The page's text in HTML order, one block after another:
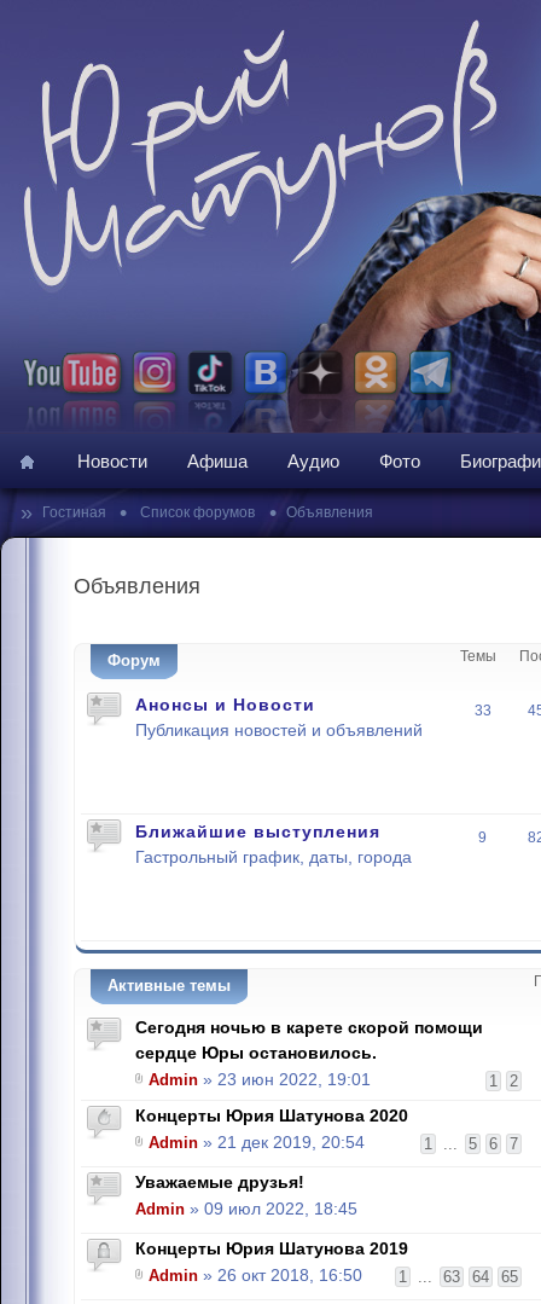
Новости Афиша Аудио Фото
» Гостиная • Список форумов • Объявления
Объявления
Форум Темы
Анонсы и Новости
Публикация новостей и объявлений
33
Ближайшие выступления
Гастрольный график, даты, города
9
Активные темы
Сегодня ночью в карете скорой помощи
сердце Юры остановилось.
1 2
Admin » 23 июн 2022, 19:01
Концерты Юрия Шатунова 2020
1 ... 5 6 7
Admin » 21 дек 2019, 20:54
Уважаемые друзья!
Admin » 09 июл 2022, 18:45
Концерты Юрия Шатунова 2019
1 ... 63 64 65
Admin » 26 окт 2018, 16:50